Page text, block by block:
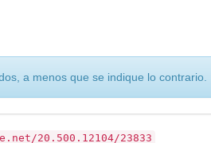
a menos que se indique lo contrario.
20.500.12104/23833